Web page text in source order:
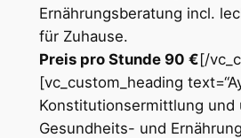
Ernährungsberatung incl.
für Zuhause.
Preis pro Stunde 90 €[/
[vc_custom_heading
Konstitutionsermittlung und
Gesundheits- und